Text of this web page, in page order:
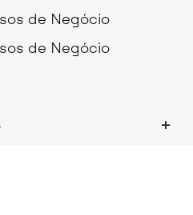
de Negócio
de Negócio
Engenharia de
Engenharia de